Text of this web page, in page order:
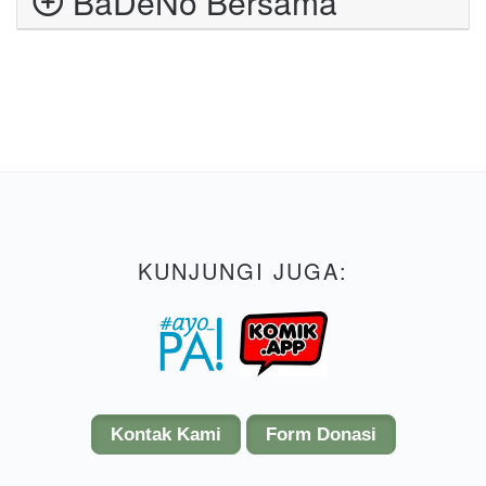
antara orang Kanaan, penduduk negeri itu, tetapi
Namun, mereka mendapat tekanan berat di bawah
kekuasaan keturunan Yusuf, sebab mereka
menjadi pekerja rodi
1:36 Wilayah orang Amori itu berada di Pendakian
Akrabim, dari Sela, terus ke atas.
KUNJUNGI JUGA:
Kontak Kami Form Donasi